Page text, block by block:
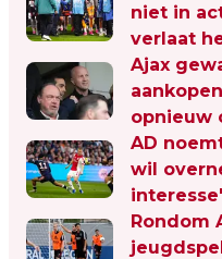
niet in
verlaat
Ajax
opnieuw
AD
wil
interesse'
Rondom